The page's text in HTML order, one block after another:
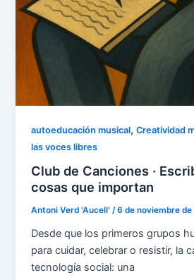
autoeducación musical,Creatividad
las voces libres
Club de Canciones ·
cosas que importan
Antoni Verd 'Aucell'/6 de noviembre de
Desde que los primeros grupos
para cuidar, celebrar o resistir, la
tecnología social: una